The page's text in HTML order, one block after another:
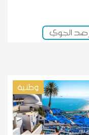
الجوي
وطنية